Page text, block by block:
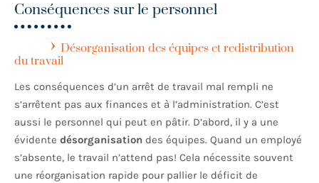
Conséquences sur le personnel
Désorganisation des équipes et redistribution
du travail
Les conséquences d’un arrêt de travail mal rempli ne
s’arrêtent pas aux finances et à l’administration. C’est
aussi le personnel qui peut en pâtir. D’abord, il y a une
évidente désorganisation des équipes. Quand un employé
s’absente, le travail n’attend pas! Cela nécessite souvent
une réorganisation rapide pour pallier le déficit de